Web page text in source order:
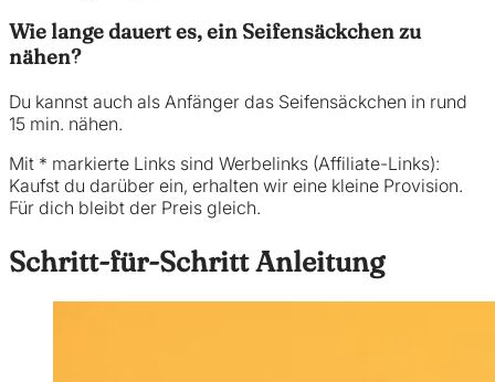
Wie lange dauert es, ein Seifensäckchen zu
nähen?
Du kannst auch als Anfänger das Seifensäckchen in rund
15 min. nähen.
Mit * markierte Links sind Werbelinks (Affiliate-Links):
Kaufst du darüber ein, erhalten wir eine kleine Provision.
Für dich bleibt der Preis gleich.
Schritt-für-Schritt Anleitung